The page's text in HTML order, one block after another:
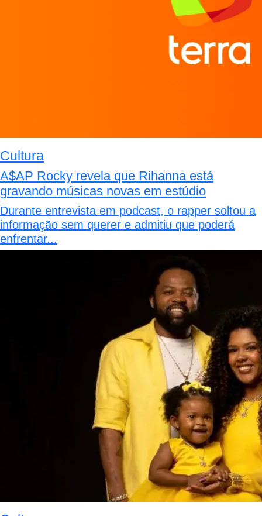
Cultura
A$AP Rocky revela que Rihanna está
gravando músicas novas em estúdio
Durante entrevista em podcast, o rapper soltou a
informação sem querer e admitiu que poderá
enfrentar...